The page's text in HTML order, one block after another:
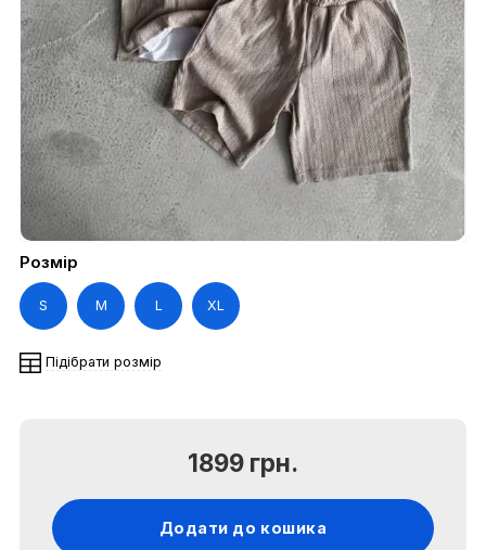
Розмір
S M L XL
Підібрати розмір
1899 грн.
Додати до кошика